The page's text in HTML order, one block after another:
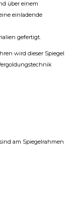
über einem
einladende
gefertigt.
wird dieser Spiegel
am Spiegelrahmen